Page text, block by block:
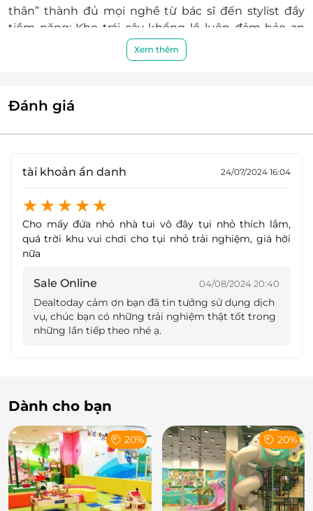
thân” thành đủ mọi nghề từ bác sĩ đến stylist đầy
tiềm năng; Kho trái cây khổng lồ luôn đảm bảo an
toàn và giúp bé phát triển tư duy phân biệt trái cây
và hoa quả... mở ra cho bé không gian thỏa sức vui
Xem thêm
Đánh giá
tài khoản ẩn danh 24/07/2024 16:04
Cho mấy đứa nhỏ nhà tui vô đây tụi nhỏ thích lắm,
quá trời khu vui chơi cho tụi nhỏ trải nghiệm, giá hời
nữa
Sale Online 04/08/2024 20:40
Dealtoday cảm ơn bạn đã tin tưởng sử dụng dịch
vụ, chúc bạn có những trải nghiệm thật tốt trong
những lần tiếp theo nhé ạ.
Dành cho bạn
20% 20%